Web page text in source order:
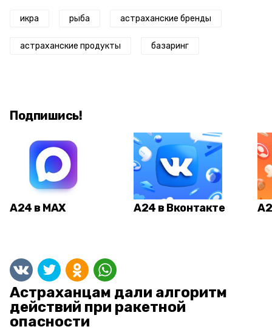
икра рыба астраханские бренды
астраханские продукты базаринг
Подпишись!
А24 в MAX А24 в Вконтакте
Астраханцам дали алгоритм
действий при ракетной
опасности